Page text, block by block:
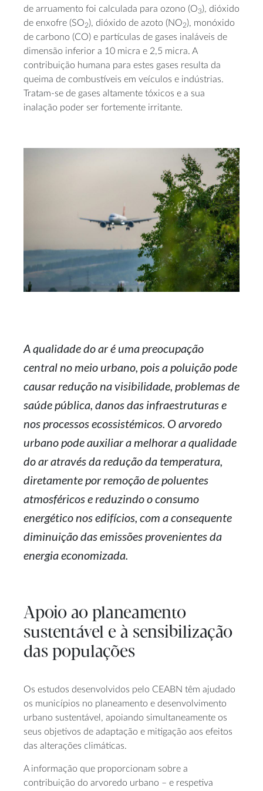
de arruamento foi calculada para ozono (O3), dióxido
de enxofre (SO2), dióxido de azoto (NO2), monóxido
de carbono (CO) e partículas de gases inaláveis de
dimensão inferior a 10 micra e 2,5 micra. A
contribuição humana para estes gases resulta da
queima de combustíveis em veículos e indústrias.
Tratam-se de gases altamente tóxicos e a sua
inalação poder ser fortemente irritante.
A qualidade do ar é uma preocupação
central no meio urbano, pois a poluição pode
causar redução na visibilidade, problemas de
saúde pública, danos das infraestruturas e
nos processos ecossistémicos. O arvoredo
urbano pode auxiliar a melhorar a qualidade
do ar através da redução da temperatura,
diretamente por remoção de poluentes
atmosféricos e reduzindo o consumo
energético nos edifícios, com a consequente
diminuição das emissões provenientes da
energia economizada.
Apoio ao planeamento
sustentável e à sensibilização
das populações
Os estudos desenvolvidos pelo CEABN têm ajudado
os municípios no planeamento e desenvolvimento
urbano sustentável, apoiando simultaneamente os
seus objetivos de adaptação e mitigação aos efeitos
das alterações climáticas.
A informação que proporcionam sobre a
contribuição do arvoredo urbano – e respetiva